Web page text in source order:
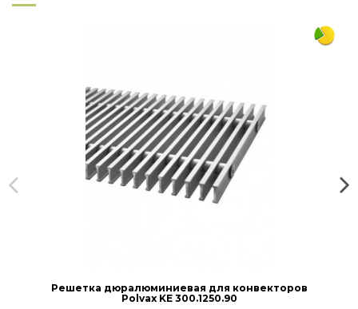
Решетка дюралюминиевая для конвекторов
Рolvax KE 300.1250.90